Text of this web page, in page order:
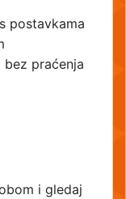
postavkama
praćenja
i gledaj